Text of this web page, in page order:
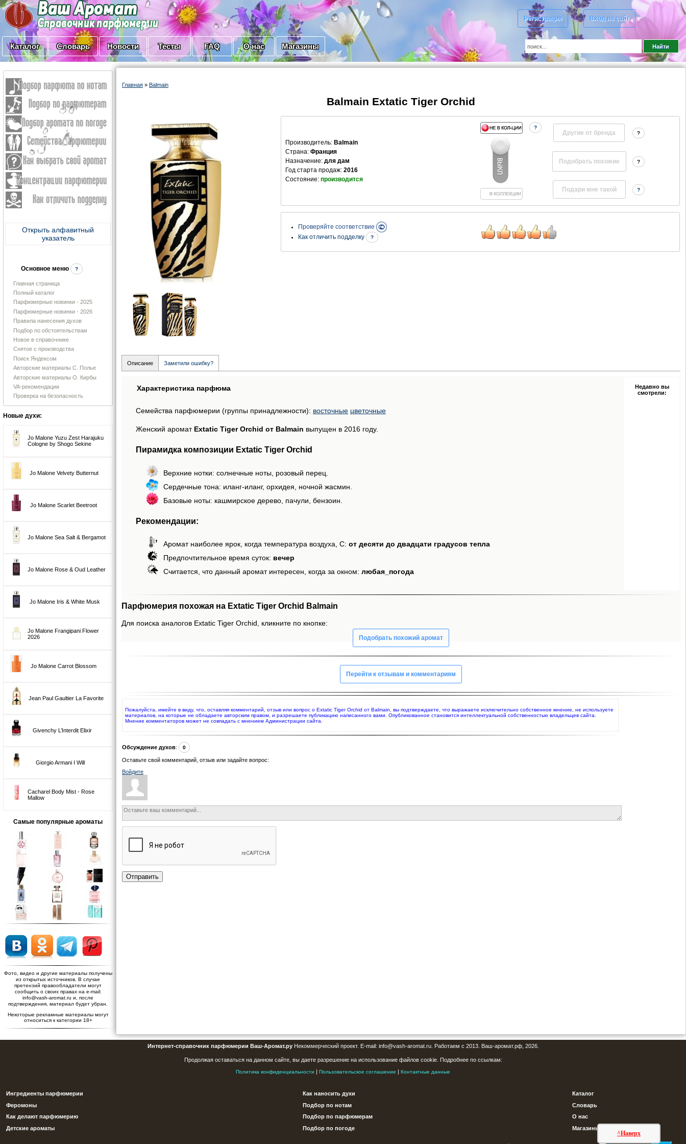
Регистрация Вход на сайт
Каталог Словарь Новости Тесты FAQ О нас Магазины
Открыть алфавитный
указатель
Основное меню ?
Главная страница
Полный каталог
Парфюмерные новинки - 2025
Парфюмерные новинки - 2026
Правила нанесения духов
Подбор по обстоятельствам
Новое в справочнике
Снятое с производства
Поиск Яндексом
Авторские материалы С. Полье
Авторские материалы О. Кирбы
VA-рекомендации
Проверка на безопасность
Новые духи:
Jo Malone Yuzu Zest Harajuku
Cologne by Shogo Sekine
Jo Malone Velvety Butternut
Jo Malone Scarlet Beetroot
Jo Malone Sea Salt & Bergamot
Jo Malone Rose & Oud Leather
Jo Malone Iris & White Musk
Jo Malone Frangipani Flower
2026
Jo Malone Carrot Blossom
Jean Paul Gaultier La Favorite
Givenchy L’Interdit Elixir
Giorgio Armani I Will
Cacharel Body Mist - Rose
Mallow
Самые популярные ароматы
Фото, видео и другие материалы получены
из открытых источников. В случае
претензий правообладатели могут
сообщить о своих правах на e-mail:
info@vash-aromat.ru и, после
подтверждения, материал будет убран.
Некоторые рекламные материалы могут
относиться к категории 18+
Главная » Balmain
Balmain Extatic Tiger Orchid
Производитель: Balmain
Страна: Франция
Назначение: для дам
Год старта продаж: 2016
Состояние: производится
?
Другие от бренда ?
?
?
Проверяйте соответствие
Как отличить подделку
?
Описание Заметили ошибку?
Характеристика парфюма
Семейства парфюмерии (группы принадлежности): восточные цветочные
Женский аромат Extatic Tiger Orchid от Balmain выпущен в 2016 году.
Пирамидка композиции Extatic Tiger Orchid
Верхние нотки: солнечные ноты, розовый перец.
Сердечные тона: иланг-иланг, орхидея, ночной жасмин.
Базовые ноты: кашмирское дерево, пачули, бензоин.
Рекомендации:
Аромат наиболее ярок, когда температура воздуха, С: от десяти до двадцати градусов тепла
Предпочтительное время суток: вечер
Считается, что данный аромат интересен, когда за окном: любая_погода
Недавно вы
смотрели:
Парфюмерия похожая на Extatic Tiger Orchid Balmain
Для поиска аналогов Extatic Tiger Orchid, кликните по кнопке:
Подобрать похожий аромат
Перейти к отзывам и комментариям
Пожалуйста, имейте в виду, что, оставляя комментарий, отзыв или вопрос о Extatic Tiger Orchid от Balmain, вы подтверждаете, что выражаете исключительно собственное мнение, не используете
материалов, на которые не обладаете авторским правом, и разрешаете публикацию написанного вами. Опубликованное становится интеллектуальной собственностью владельцев сайта.
Мнение комментаторов может не совпадать с мнением Администрации сайта.
Обсуждение духов: 0
Оставьте свой комментарий, отзыв или задайте вопрос:
Войдите
Отправить
^Наверх
Интернет-справочник парфюмерии Ваш-Аромат.руНекоммерческий проект. E-mail: info@vash-aromat.ru. Работаем с 2013. Ваш-аромат.рф, 2026.
Продолжая оставаться на данном сайте, вы даете разрешение на использование файлов cookie. Подробнее по ссылкам:
Политика конфиденциальности | Пользовательское соглашение | Контактные данные
Ингредиенты парфюмерии
Феромоны
Как делают парфюмерию
Детские ароматы
Как наносить духи
Подбор по нотам
Подбор по парфюмерам
Подбор по погоде
Каталог
Словарь
О нас
Магазины